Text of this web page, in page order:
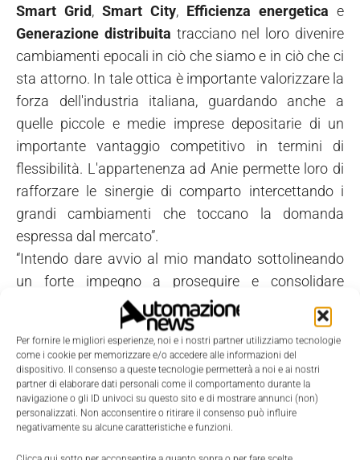
Per fornire le migliori esperienze, noi e i nostri partner utilizziamo tecnologie
come i cookie per memorizzare e/o accedere alle informazioni del
dispositivo. Il consenso a queste tecnologie permetterà a noi e ai nostri
partner di elaborare dati personali come il comportamento durante la
navigazione o gli ID univoci su questo sito e di mostrare annunci (non)
personalizzati. Non acconsentire o ritirare il consenso può influire
negativamente su alcune caratteristiche e funzioni.
Smart Grid, Smart City, Efficienza energetica e
Generazione distribuita tracciano nel loro divenire
cambiamenti epocali in ciò che siamo e in ciò che ci
sta attorno. In tale ottica è importante valorizzare la
forza dell'industria italiana, guardando anche a
quelle piccole e medie imprese depositarie di un
importante vantaggio competitivo in termini di
flessibilità. L'appartenenza ad Anie permette loro di
rafforzare le sinergie di comparto intercettando i
grandi cambiamenti che toccano la domanda
espressa dal mercato”.
“Intendo dare avvio al mio mandato sottolineando
un forte impegno a proseguire e consolidare
l'intensa attività di relazioni verso le Istituzioni e i
Committenti portata avanti dall'Associazione
Energia in sinergia con i vertici della Federazione
Anie in questi anni” - ha continuato il neopresidente
Marini. “Perché il nostro Paese non perda
un'occasione importante di sviluppo e